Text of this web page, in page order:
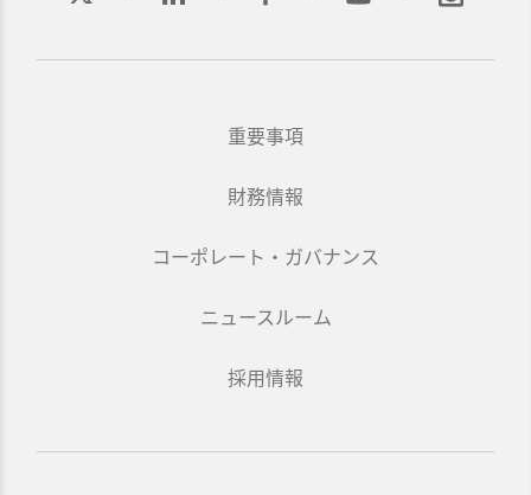
重要事項
財務情報
コーポレート・ガバナンス
ニュースルーム
採用情報